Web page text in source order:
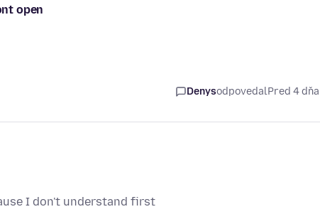
open
DenysodpovedalPred 4
I don't understand first